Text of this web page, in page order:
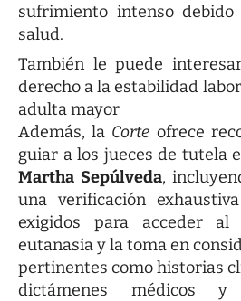
sufrimiento intenso
salud.
También le puede
derecho a la estabilidad
adulta mayor
Además, la Corte ofrece
guiar a los jueces de tutela
Martha Sepúlveda,
una verificación
exigidos para acceder al
eutanasia y la toma en
pertinentes como historias
dictámenes médicos y